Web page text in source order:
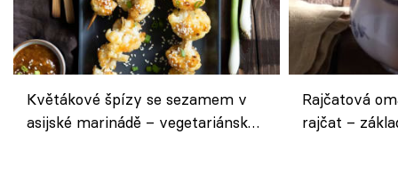
Květákové špízy se sezamem v
asijské marinádě – vegetariánská
Rajčatová
rajčat –